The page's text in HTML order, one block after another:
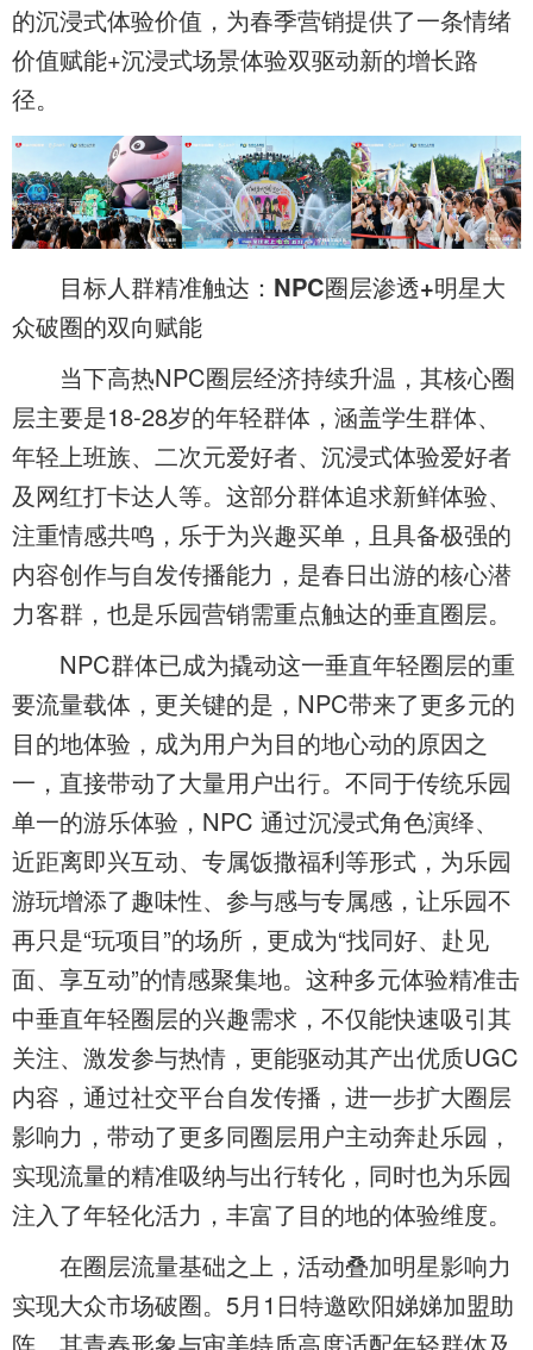
的沉浸式体验价值，为春季营销提供了一条情绪
价值赋能+沉浸式场景体验双驱动新的增长路
径。
目标人群精准触达：NPC圈层渗透+明星大
众破圈的双向赋能
当下高热NPC圈层经济持续升温，其核心圈
层主要是18-28岁的年轻群体，涵盖学生群体、
年轻上班族、二次元爱好者、沉浸式体验爱好者
及网红打卡达人等。这部分群体追求新鲜体验、
注重情感共鸣，乐于为兴趣买单，且具备极强的
内容创作与自发传播能力，是春日出游的核心潜
力客群，也是乐园营销需重点触达的垂直圈层。
NPC群体已成为撬动这一垂直年轻圈层的重
要流量载体，更关键的是，NPC带来了更多元的
目的地体验，成为用户为目的地心动的原因之
一，直接带动了大量用户出行。不同于传统乐园
单一的游乐体验，NPC 通过沉浸式角色演绎、
近距离即兴互动、专属饭撒福利等形式，为乐园
游玩增添了趣味性、参与感与专属感，让乐园不
再只是“玩项目”的场所，更成为“找同好、赴见
面、享互动”的情感聚集地。这种多元体验精准击
中垂直年轻圈层的兴趣需求，不仅能快速吸引其
关注、激发参与热情，更能驱动其产出优质UGC
内容，通过社交平台自发传播，进一步扩大圈层
影响力，带动了更多同圈层用户主动奔赴乐园，
实现流量的精准吸纳与出行转化，同时也为乐园
注入了年轻化活力，丰富了目的地的体验维度。
在圈层流量基础之上，活动叠加明星影响力
实现大众市场破圈。5月1日特邀欧阳娣娣加盟助